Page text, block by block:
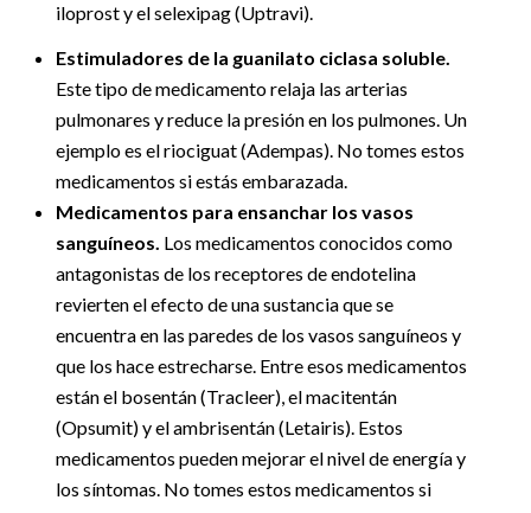
iloprost y el selexipag (Uptravi).
Estimuladores de la guanilato ciclasa soluble.
Este tipo de medicamento relaja las arterias
pulmonares y reduce la presión en los pulmones. Un
ejemplo es el riociguat (Adempas). No tomes estos
medicamentos si estás embarazada.
Medicamentos para ensanchar los vasos
sanguíneos. Los medicamentos conocidos como
antagonistas de los receptores de endotelina
revierten el efecto de una sustancia que se
encuentra en las paredes de los vasos sanguíneos y
que los hace estrecharse. Entre esos medicamentos
están el bosentán (Tracleer), el macitentán
(Opsumit) y el ambrisentán (Letairis). Estos
medicamentos pueden mejorar el nivel de energía y
los síntomas. No tomes estos medicamentos si